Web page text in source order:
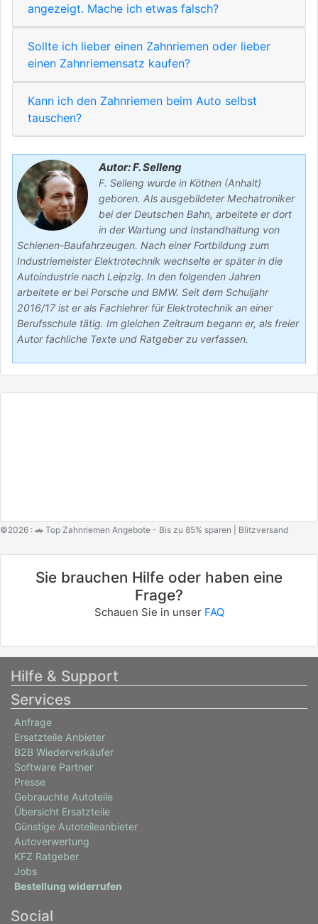
angezeigt. Mache ich etwas falsch?
Sollte ich lieber einen Zahnriemen oder lieber
einen Zahnriemensatz kaufen?
Kann ich den Zahnriemen beim Auto selbst
tauschen?
Autor: F. Selleng
F. Selleng wurde in Köthen (Anhalt)
geboren. Als ausgebildeter Mechatroniker
bei der Deutschen Bahn, arbeitete er dort
in der Wartung und Instandhaltung von
Schienen-Baufahrzeugen. Nach einer Fortbildung zum
Industriemeister Elektrotechnik wechselte er später in die
Autoindustrie nach Leipzig. In den folgenden Jahren
arbeitete er bei Porsche und BMW. Seit dem Schuljahr
2016/17 ist er als Fachlehrer für Elektrotechnik an einer
Berufsschule tätig. Im gleichen Zeitraum begann er, als freier
Autor fachliche Texte und Ratgeber zu verfassen.
©2026 : 🚗 Top Zahnriemen Angebote - Bis zu 85% sparen | Blitzversand
Sie brauchen Hilfe oder haben eine
Frage?
Schauen Sie in unser FAQ
Hilfe & Support
Services
Anfrage
Ersatzteile Anbieter
B2B Wiederverkäufer
Software Partner
Presse
Gebrauchte Autoteile
Übersicht Ersatzteile
Günstige Autoteileanbieter
Autoverwertung
KFZ Ratgeber
Jobs
Bestellung widerrufen
Social